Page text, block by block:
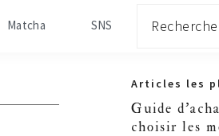
Matcha SNS
Primary
Sidebar
Articles les
Guide
choisir les